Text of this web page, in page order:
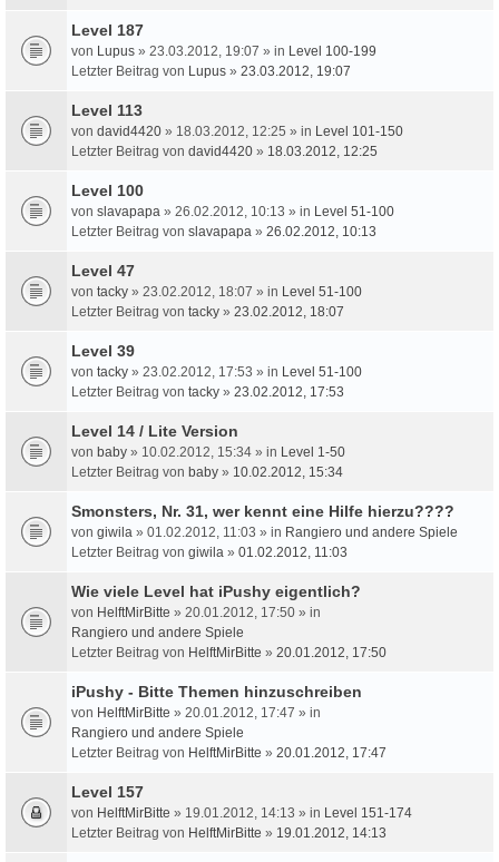
Level 187
von Lupus » 23.03.2012, 19:07 » in Level 100-199
Letzter Beitrag von Lupus » 23.03.2012, 19:07
Level 113
von david4420 » 18.03.2012, 12:25 » in Level 101-150
Letzter Beitrag von david4420 » 18.03.2012, 12:25
Level 100
von slavapapa » 26.02.2012, 10:13 » in Level 51-100
Letzter Beitrag von slavapapa » 26.02.2012, 10:13
Level 47
von tacky » 23.02.2012, 18:07 » in Level 51-100
Letzter Beitrag von tacky » 23.02.2012, 18:07
Level 39
von tacky » 23.02.2012, 17:53 » in Level 51-100
Letzter Beitrag von tacky » 23.02.2012, 17:53
Level 14 / Lite Version
von baby » 10.02.2012, 15:34 » in Level 1-50
Letzter Beitrag von baby » 10.02.2012, 15:34
Smonsters, Nr. 31, wer kennt eine Hilfe hierzu????
von giwila » 01.02.2012, 11:03 » in Rangiero und andere Spiele
Letzter Beitrag von giwila » 01.02.2012, 11:03
Wie viele Level hat iPushy eigentlich?
von HelftMirBitte » 20.01.2012, 17:50 » in
Rangiero und andere Spiele
Letzter Beitrag von HelftMirBitte » 20.01.2012, 17:50
iPushy - Bitte Themen hinzuschreiben
von HelftMirBitte » 20.01.2012, 17:47 » in
Rangiero und andere Spiele
Letzter Beitrag von HelftMirBitte » 20.01.2012, 17:47
Level 157
von HelftMirBitte » 19.01.2012, 14:13 » in Level 151-174
Letzter Beitrag von HelftMirBitte » 19.01.2012, 14:13